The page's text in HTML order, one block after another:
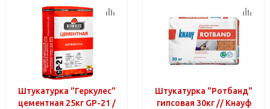
Штукатурка "Геркулес"
цементная 25кг GP-21 /
Штукатурка "Ротбанд"
гипсовая 30кг // Кнауф